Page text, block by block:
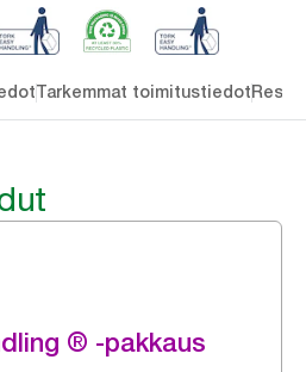
Tarkemmat toimitustiedot
® -pakkaus